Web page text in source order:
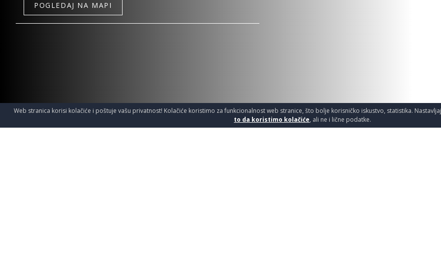
POGLEDAJ NA MAPI
Web stranica korisi kolačiće i poštuje vašu privatnost! Kolačiće koristimo za funkcionalnost web stranice, što bolje korisničko iskustvo, statistika.
to da koristimo kolačiće, ali ne i lične podatke.